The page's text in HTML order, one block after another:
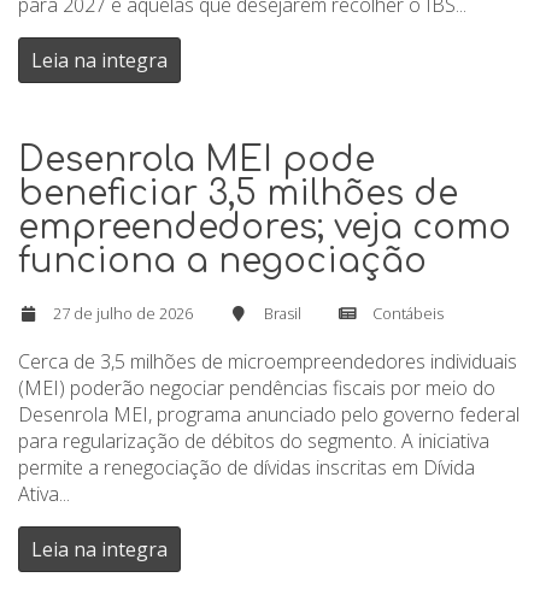
Leia na integra
Desenrola MEI pode
beneficiar 3,5 milhões de
empreendedores; veja como
funciona a negociação
27 de julho de 2026 Brasil Contábeis
Cerca de 3,5 milhões de microempreendedores individuais
(MEI) poderão negociar pendências fiscais por meio do
Desenrola MEI, programa anunciado pelo governo federal
para regularização de débitos do segmento. A iniciativa
permite a renegociação de dívidas inscritas em Dívida
Ativa...
Leia na integra